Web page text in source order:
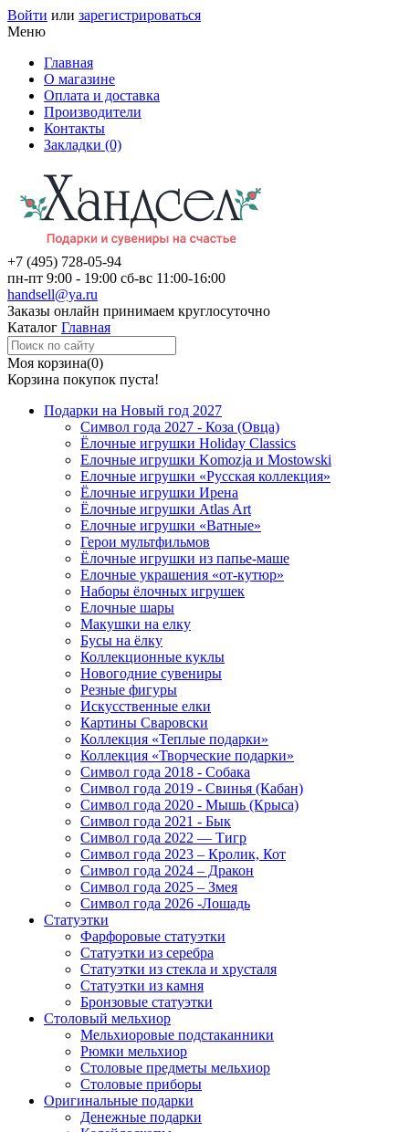
Войти или зарегистрироваться
Меню
Главная
О магазине
Оплата и доставка
Производители
Контакты
Закладки (0)
+7 (495) 728-05-94
пн-пт 9:00 - 19:00 сб-вс 11:00-16:00
handsell@ya.ru
Заказы онлайн принимаем круглосуточно
Каталог Главная
Моя корзина(0)
Корзина покупок пуста!
Подарки на Новый год 2027
Символ года 2027 - Коза (Овца)
Ёлочные игрушки Holiday Classics
Елочные игрушки Komozja и Mostowski
Елочные игрушки «Русская коллекция»
Ёлочные игрушки Ирена
Ёлочные игрушки Atlas Art
Елочные игрушки «Ватные»
Герои мультфильмов
Ёлочные игрушки из папье-маше
Елочные украшения «от-кутюр»
Наборы ёлочных игрушек
Елочные шары
Макушки на елку
Бусы на ёлку
Коллекционные куклы
Новогодние сувениры
Резные фигуры
Искусственные елки
Картины Сваровски
Коллекция «Теплые подарки»
Коллекция «Творческие подарки»
Символ года 2018 - Собака
Символ года 2019 - Свинья (Кабан)
Символ года 2020 - Мышь (Крыса)
Символ года 2021 - Бык
Символ года 2022 — Тигр
Символ года 2023 – Кролик, Кот
Символ года 2024 – Дракон
Символ года 2025 – Змея
Символ года 2026 -Лошадь
Статуэтки
Фарфоровые статуэтки
Статуэтки из серебра
Статуэтки из стекла и хрусталя
Статуэтки из камня
Бронзовые статуэтки
Столовый мельхиор
Мельхиоровые подстаканники
Рюмки мельхиор
Столовые предметы мельхиор
Столовые приборы
Оригинальные подарки
Денежные подарки